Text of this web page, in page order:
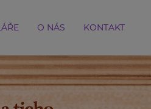
O NÁS KONTAKT